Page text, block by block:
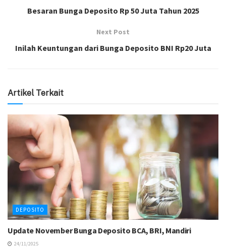
Besaran Bunga Deposito Rp 50 Juta Tahun 2025
Next Post
Inilah Keuntungan dari Bunga Deposito BNI Rp20 Juta
Artikel Terkait
DEPOSITO
Update November Bunga Deposito BCA, BRI, Mandiri
24/11/2025